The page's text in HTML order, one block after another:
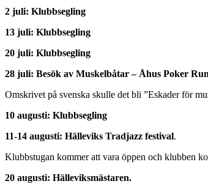
2 juli: Klubbsegling
13 juli: Klubbsegling
20 juli: Klubbsegling
28 juli: Besök av Muskelbåtar – Åhus Poker Run
Omskrivet på svenska skulle det bli ”Eskader för
10 augusti: Klubbsegling
11-14 augusti: Hälleviks Tradjazz festival.
Klubbstugan kommer att vara öppen och klubben
20 augusti: Hälleviksmästaren.